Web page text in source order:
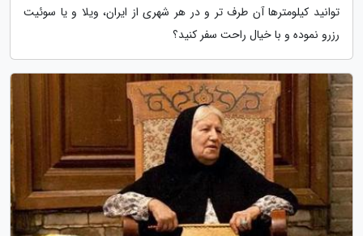
توانید کیلومترها آن طرف تر و در هر شهری از ایران، ویلا و یا سوئیت
رزرو نموده و با خیال راحت سفر کنید؟